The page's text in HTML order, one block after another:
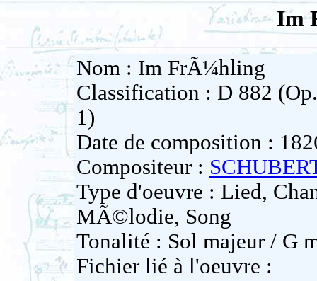
Im
Nom : Im FrÃ¼hling
Classification : D 882
1)
Date de composition :
Compositeur :
Type d'oeuvre : Lied,
MÃ©lodie, Song
Tonalité : Sol majeur / G
Fichier lié à l'oeuvre :